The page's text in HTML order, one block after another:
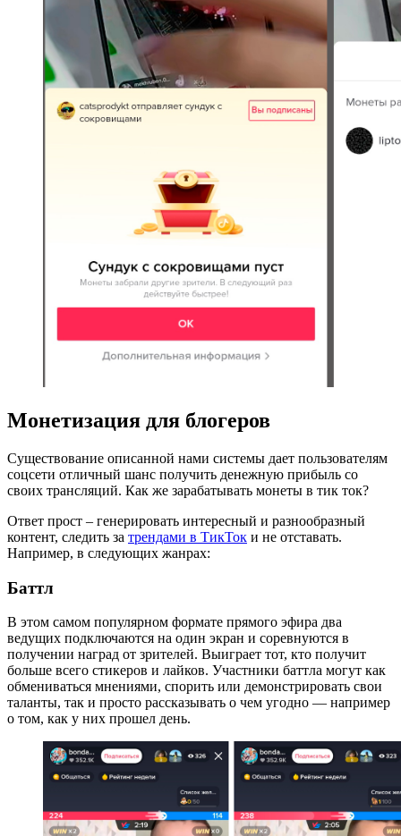
Монетизация для блогеров
Существование описанной нами системы дает пользователям
соцсети отличный шанс получить денежную прибыль со
своих трансляций. Как же зарабатывать монеты в тик ток?
Ответ прост – генерировать интересный и разнообразный
контент, следить за трендами в ТикТок и не отставать.
Например, в следующих жанрах:
Баттл
В этом самом популярном формате прямого эфира два
ведущих подключаются на один экран и соревнуются в
получении наград от зрителей. Выиграет тот, кто получит
больше всего стикеров и лайков. Участники баттла могут как
обмениваться мнениями, спорить или демонстрировать свои
таланты, так и просто рассказывать о чем угодно — например
о том, как у них прошел день.